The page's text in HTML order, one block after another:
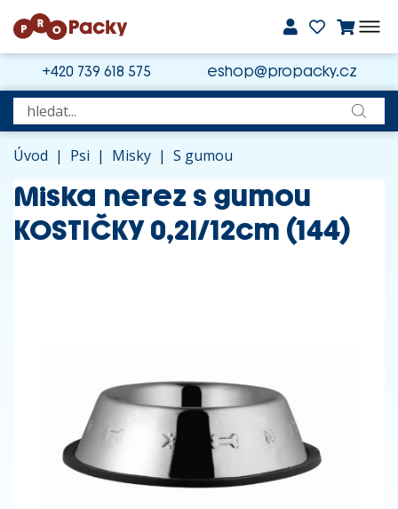
+420 739 618 575 eshop@propacky.cz
Úvod | Psi | Misky | S gumou
Miska nerez s gumou
KOSTIČKY 0,2l/12cm (144)